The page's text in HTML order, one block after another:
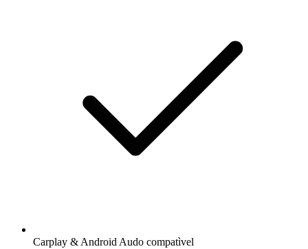
Carplay & Android Audo compatìvel